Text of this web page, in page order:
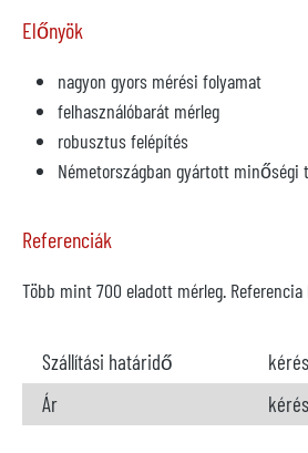
Előnyök
nagyon gyors mérési folyamat
felhasználóbarát mérleg
robusztus felépítés
Németországban gyártott minőségi
Referenciák
Több mint 700 eladott mérleg.
Szállítási határidő
Ár